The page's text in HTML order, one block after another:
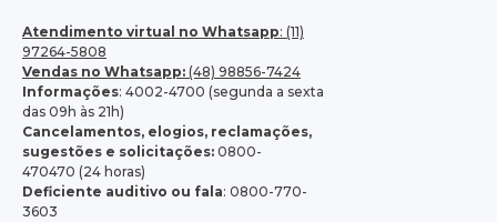
Atendimento virtual no Whatsapp: (11)
97264-5808
Vendas no Whatsapp: (48) 98856-7424
Informações: 4002-4700 (segunda a sexta
das 09h às 21h)
Cancelamentos, elogios, reclamações,
sugestões e solicitações: 0800-
470470 (24 horas)
Deficiente auditivo ou fala: 0800-770-
3603